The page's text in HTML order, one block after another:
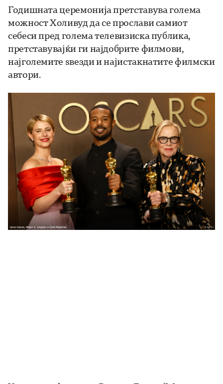
Годишната церемонија претставува голема
можност Холивуд да се прослави самиот
себеси пред голема телевизиска публика,
претставувајќи ги најдобрите филмови,
најголемите ѕвезди и најистакнатите филмски
автори.